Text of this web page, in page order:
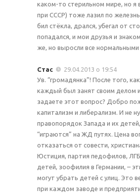
каком-то стерильном мире, но я
при СССР) тоже лазил по
бил стёкла, дрался, убегал от
попадался, и мои друзья и
же, но выросли все
Стас
29.04.2013 о 19:54
Ув. “громадянка”! После того,
каждый был занят своим делом
задаете этот вопрос? Добро
капитализм и либерализм. И не
правопорядок Запада и их
“играются” на ЖД путях. Цена
отказаться от совести,
Юстиция, партия педофилов,
детей, зоофилия в Германии, –
могут убрать детей с улиц. Это
при каждом заводе и